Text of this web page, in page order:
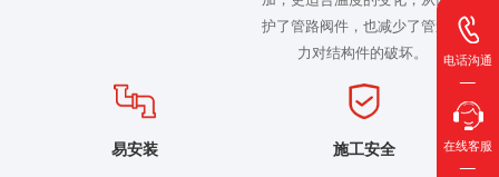
护了管路阀件，也减少了管道应
力对结构件的破坏。
易安装 施工安全
电话沟通
在线客服